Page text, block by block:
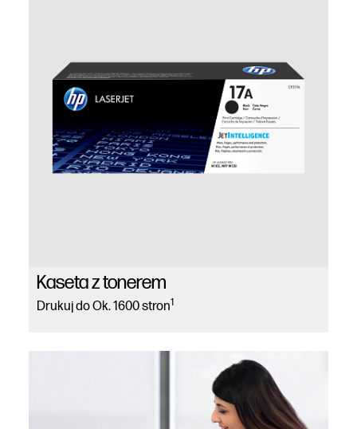
Kaseta z tonerem
Drukuj do Ok. 1600 stron1